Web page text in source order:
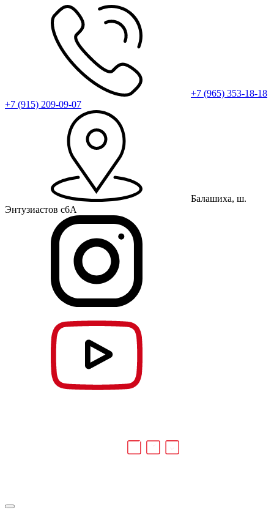
+7 (965) 353-18-18
+7 (915) 209-09-07
Балашиха, ш.
Энтузиастов с6А